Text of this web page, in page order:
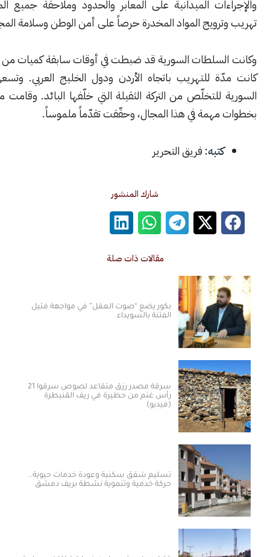
الميدانية على المعابر والحدود وملاحقة جميع المتورطين في
المواد المخدرة حرصاً على أمن الوطن وسلامة المجتمع.
السورية قد ضبطت في أوقات سابقة كميات من المخدرات ،
للتهريب باتجاه الأردن ودول الخليج العربي. وتسعى الحكومة
للتخلّص من التركة الثقيلة التي خلّفها البائد. وقامت منذ سقوطه
في هذا المجال، وحقّقت تقدّماً ملموساً.
فريق التحرير
شارك المنشور
مقالات ذات صلة
بكور يضع “صوت العقل” في مواجهة فتيل
الفتنة بالسويداء
سرقة مصدر رزق متقاعد لصوص سرقوا 21
رأس غنم من حظيرة في ريف القنيطرة
(فيديو)
تسليم شقق سكنية وعودة خدمات حيوية..
حركة خدمية وتنموية نشطة بريف دمشق